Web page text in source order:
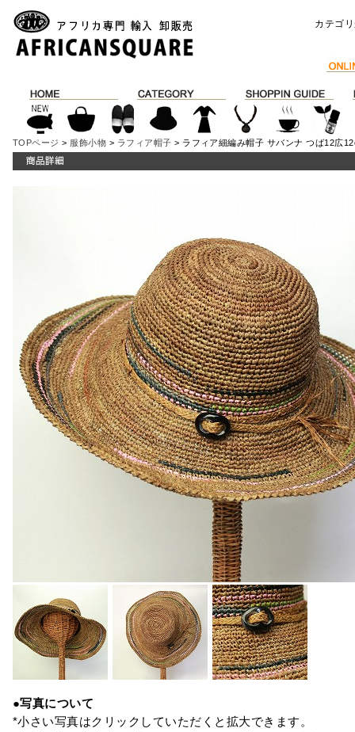
カテゴ
TOPページ > 服飾小物 > ラフィア帽子 > ラフィア細編み帽子 サバンナ つば12広
●写真について
*小さい写真はクリックしていただくと拡大できます。